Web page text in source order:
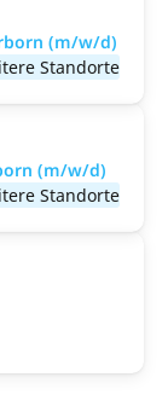
(m/w/d)
Standorte
(m/w/d)
Standorte